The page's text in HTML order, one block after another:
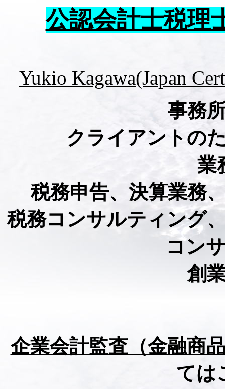
公認会計士税理
Yukio Kagawa(Japan
事務
クライアントの
業
税務申告、決算業務
税務コンサルティング
コン
創
企業会計監査（金融商
ては